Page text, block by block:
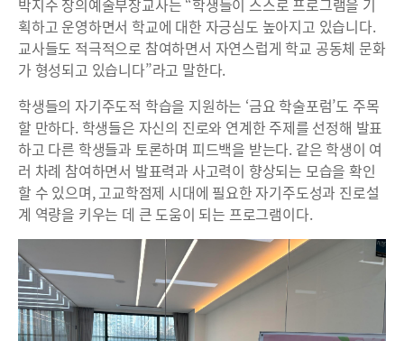
획하고 운영하면서 학교에 대한 자긍심도 높아지고 있습니다.
교사들도 적극적으로 참여하면서 자연스럽게 학교 공동체 문화
가 형성되고 있습니다”라고 말한다.
학생들의 자기주도적 학습을 지원하는 ‘금요 학술포럼’도 주목
할 만하다. 학생들은 자신의 진로와 연계한 주제를 선정해 발표
하고 다른 학생들과 토론하며 피드백을 받는다. 같은 학생이 여
러 차례 참여하면서 발표력과 사고력이 향상되는 모습을 확인
할 수 있으며, 고교학점제 시대에 필요한 자기주도성과 진로설
계 역량을 키우는 데 큰 도움이 되는 프로그램이다.